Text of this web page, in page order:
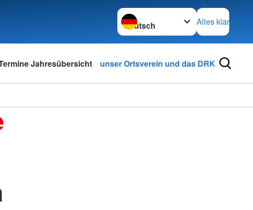
Sprache wechseln zu
Alles klar
Jahresübersicht unser Ortsverein und das DRK